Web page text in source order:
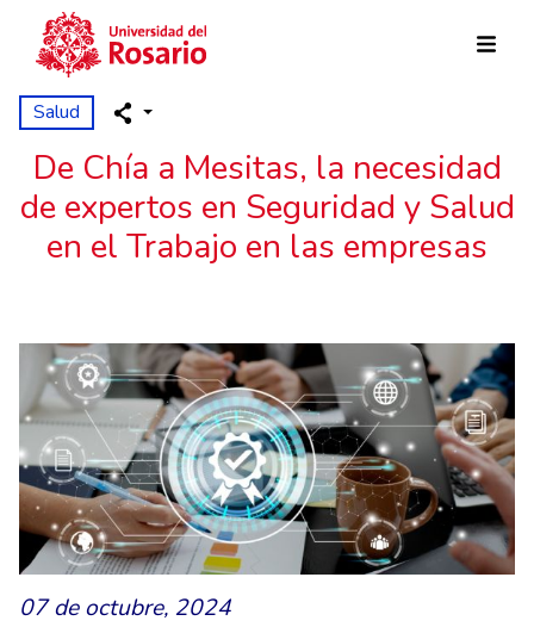
Pasar al contenido principal
Salud
De Chía a Mesitas, la necesidad
de expertos en Seguridad y Salud
en el Trabajo en las empresas
07 de octubre, 2024